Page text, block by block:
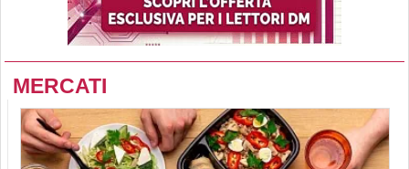
MERCATI